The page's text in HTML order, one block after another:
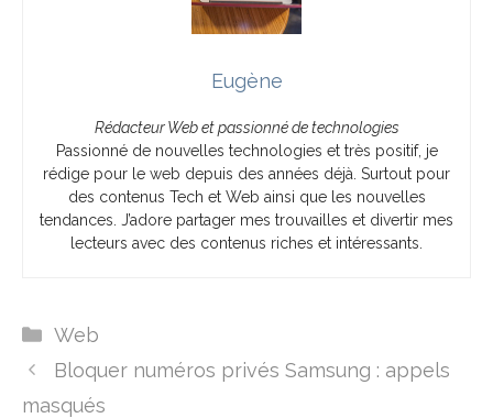
Eugène
Rédacteur Web et passionné de technologies
Passionné de nouvelles technologies et très positif, je
rédige pour le web depuis des années déjà. Surtout pour
des contenus Tech et Web ainsi que les nouvelles
tendances. J’adore partager mes trouvailles et divertir mes
lecteurs avec des contenus riches et intéressants.
Catégories
Web
Bloquer numéros privés Samsung : appels
masqués